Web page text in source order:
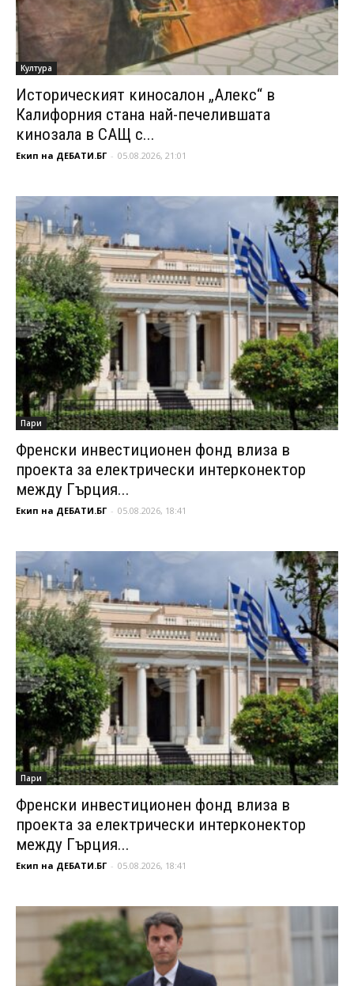
Култура
Историческият киносалон „Алекс“ в
Калифорния стана най-печелившата
кинозала в САЩ с...
Екип на ДЕБАТИ.БГ - 05.08.2026, 21:01
Пари
Френски инвестиционен фонд влиза в
проекта за електрически интерконектор
между Гърция...
Екип на ДЕБАТИ.БГ - 05.08.2026, 18:41
Пари
Френски инвестиционен фонд влиза в
проекта за електрически интерконектор
между Гърция...
Екип на ДЕБАТИ.БГ - 05.08.2026, 18:41